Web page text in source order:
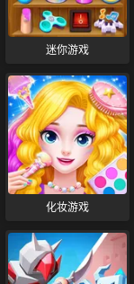
迷你游戏
化妆游戏